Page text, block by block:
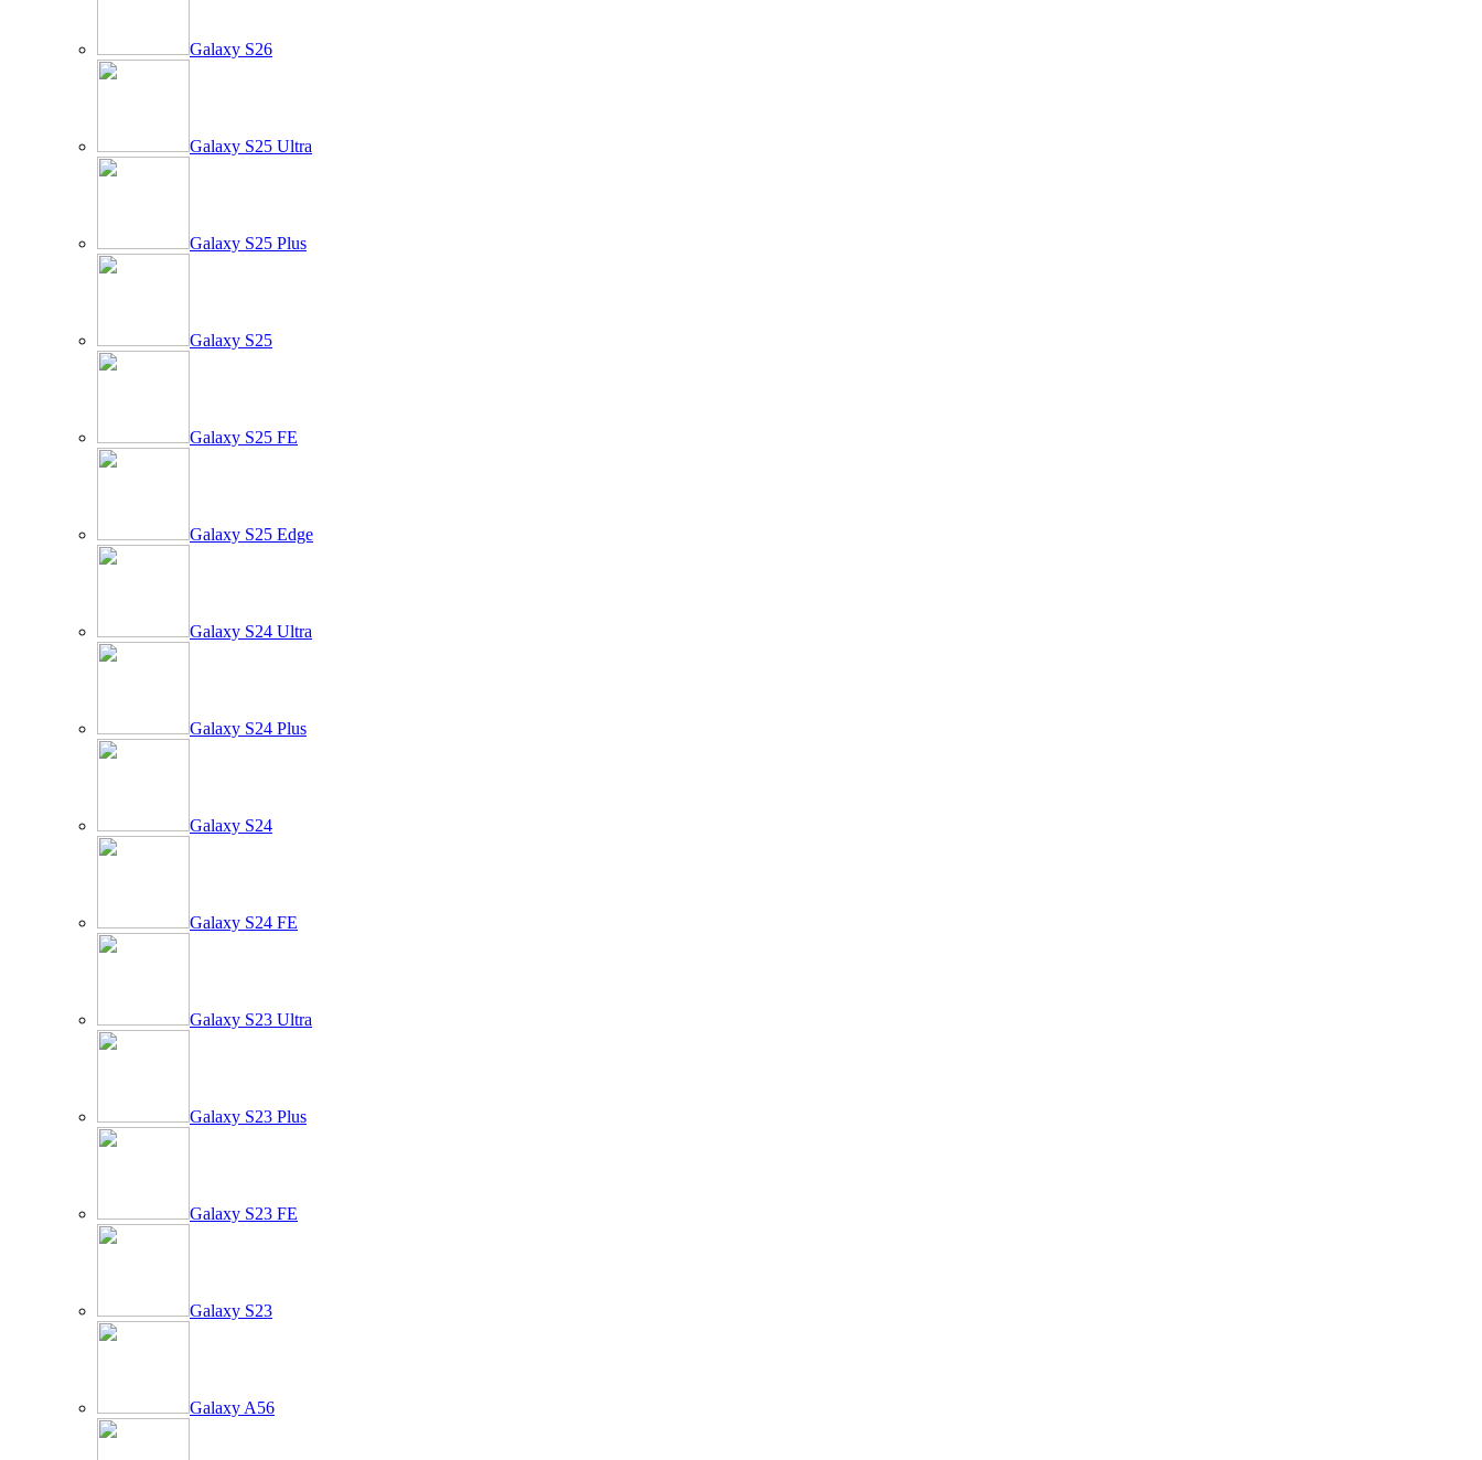
Galaxy S26
Galaxy S25 Ultra
Galaxy S25 Plus
Galaxy S25
Galaxy S25 FE
Galaxy S25 Edge
Galaxy S24 Ultra
Galaxy S24 Plus
Galaxy S24
Galaxy S24 FE
Galaxy S23 Ultra
Galaxy S23 Plus
Galaxy S23 FE
Galaxy S23
Galaxy A56